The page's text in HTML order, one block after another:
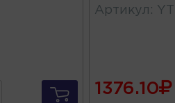
Артикул :
1376.10